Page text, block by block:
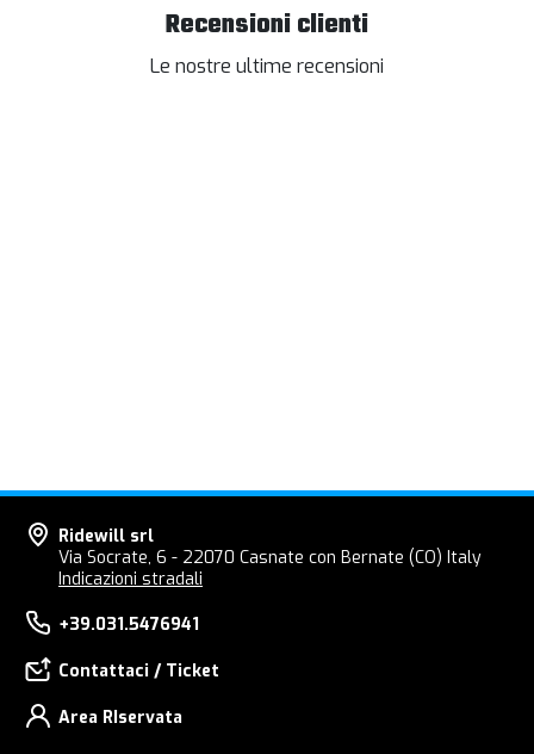
Recensioni clienti
Le nostre ultime recensioni
Ridewill srl
Via Socrate, 6 - 22070 Casnate con Bernate (CO) Italy
Indicazioni stradali
+39.031.5476941
Contattaci / Ticket
Area RIservata